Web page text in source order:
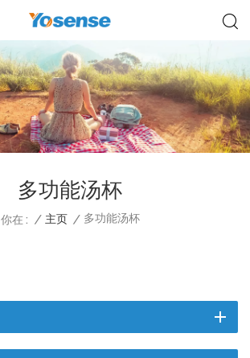
多功能汤杯
你在 : / 主页 / 多功能汤杯